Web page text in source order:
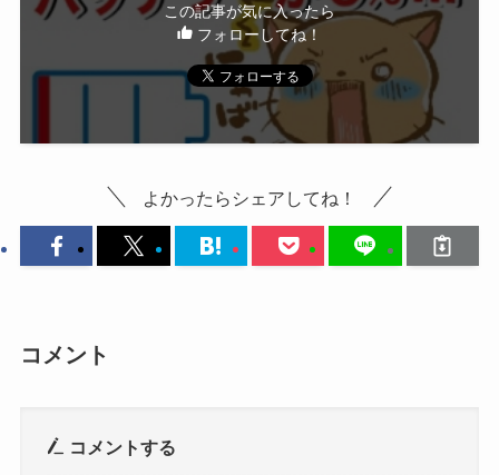
この記事が気に入ったら
フォローしてね！
よかったらシェアしてね！
コメント
コメントする